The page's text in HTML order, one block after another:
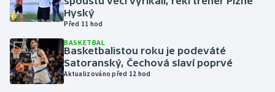
Olympijské hry
Parasport
Plavání
Hyský
Před 11 hod
BASKETBAL
Basketbalistou roku je podeváté
Satoranský, Čechová slaví poprvé
Aktualizováno před 12 hod